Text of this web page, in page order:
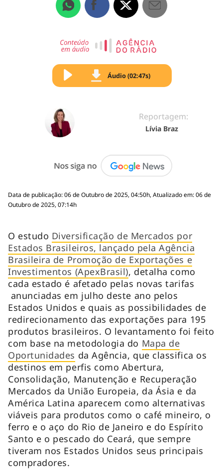
Áudio (02:47s)
Reportagem:
Lívia Braz
Data de publicação: 06 de Outubro de 2025, 04:50h, Atualizado em: 06 de
Outubro de 2025, 07:14h
O estudo Diversificação de Mercados por
Estados Brasileiros, lançado pela Agência
Brasileira de Promoção de Exportações e
Investimentos (ApexBrasil), detalha como
cada estado é afetado pelas novas tarifas
anunciadas em julho deste ano pelos
Estados Unidos e quais as possibilidades de
redirecionamento das exportações para 195
produtos brasileiros. O levantamento foi feito
com base na metodologia do Mapa de
Oportunidades da Agência, que classifica os
destinos em perfis como Abertura,
Consolidação, Manutenção e Recuperação
Mercados da União Europeia, da Ásia e da
América Latina aparecem como alternativas
viáveis para produtos como o café mineiro, o
ferro e o aço do Rio de Janeiro e do Espírito
Santo e o pescado do Ceará, que sempre
tiveram nos Estados Unidos seus principais
compradores.